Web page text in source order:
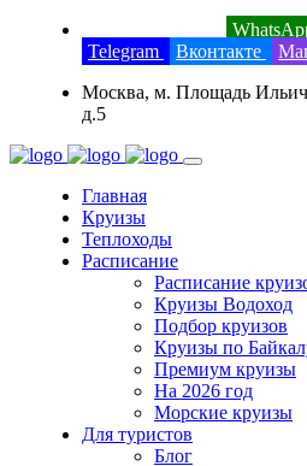
Telegram
Вконтакте
Москва, м. Площадь
д.5
Главная
Круизы
Теплоходы
Расписание
Расписание
Круизы Водоход
Подбор круизов
Круизы по
Премиум круизы
На 2026 год
Морские круизы
Для туристов
Блог